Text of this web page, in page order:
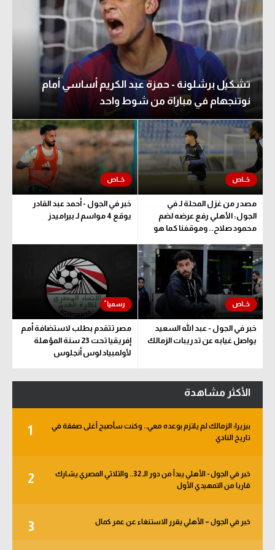
تشكيل برشلونة - حمزة عبد الكريم أساسي أمام
نوتنجهام في مباراة من شوط واحد
مصدر من غزل المحلة لـ في
الجول: الأهلي رفع عرضه لضم
محمود صلاح.. وموقفنا كما هو
خبر في الجول - أحمد عبد القادر
يوقع 4 مواسم لـ بيراميدز
خبر في الجول - عبد الله السعيد
يواصل غيابه عن تدريبات الزمالك
مصر تتقدم بطلب لاستضافة أمم
إفريقيا تحت 23 سنة المؤهلة
لأولمبياد لوس أنجلوس
الأكثر مشاهدة
1
بيزيرا: الزمالك لم يلتزم بوعده معي.. وكنت سأصبح أغلى صفقة في
تاريخ النادي
2
خبر في الجول - الأهلي يبدأ من دور الـ 32.. والثلاثي المصري يشارك
قاريا من التمهيدي الأول
3 خبر في الجول – الأهلي يقرر الاستنغاء عن عمر كمال